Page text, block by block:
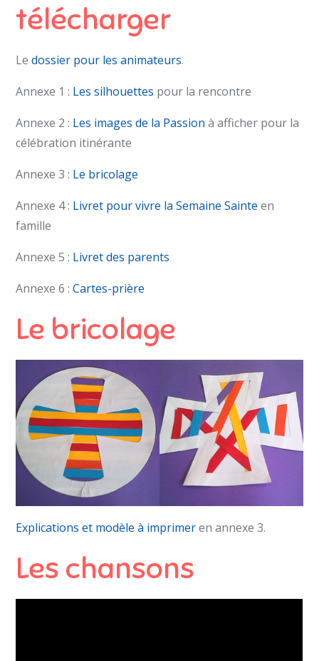
télécharger
Ledossier pour les animateurs.
Annexe 1 : Les silhouettes pour la rencontre
Annexe 2 : Les images de la Passion à afficher pour la
célébration itinérante
Annexe 3 : Le bricolage
Annexe 4 : Livret pour vivre la Semaine Sainte en
famille
Annexe 5 : Livret des parents
Annexe 6 :Cartes-prière
Le bricolage
Explications et modèle à imprimeren annexe 3.
Les chansons